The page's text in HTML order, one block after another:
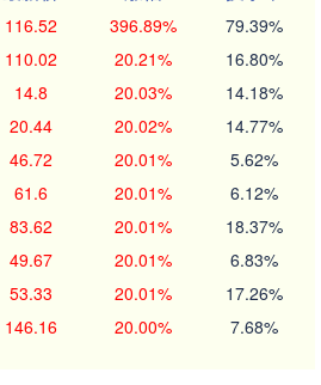
116.52 396.89% 79.39%
110.02 20.21% 16.80%
14.8 20.03% 14.18%
20.44 20.02% 14.77%
46.72 20.01% 5.62%
61.6 20.01% 6.12%
83.62 20.01% 18.37%
49.67 20.01% 6.83%
53.33 20.01% 17.26%
146.16 20.00% 7.68%